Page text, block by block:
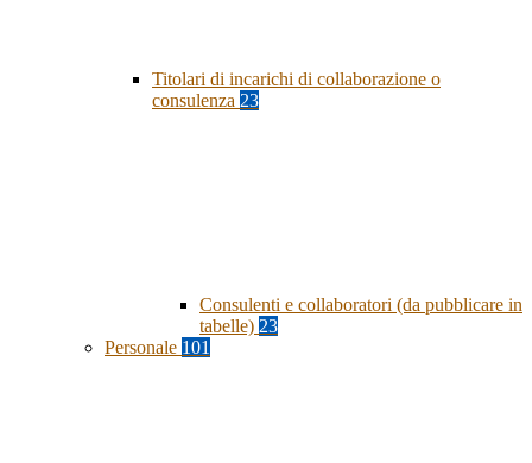
Titolari di incarichi di collaborazione o
consulenza 23
Consulenti e collaboratori (da pubblicare in
tabelle) 23
Personale 101